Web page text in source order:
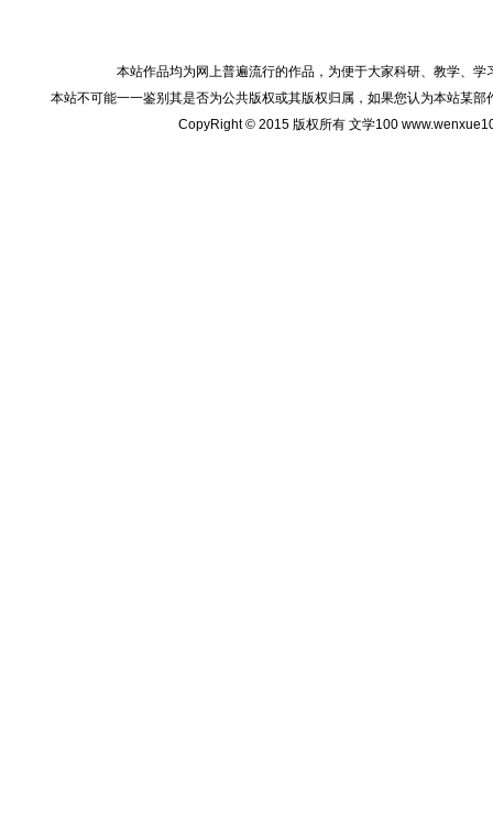
本站作品均为网上普遍流行的作品，为便于大家科研、教学、
本站不可能一一鉴别其是否为公共版权或其版权归属，如果您认为本站某
CopyRight © 2015 版权所有 文学100